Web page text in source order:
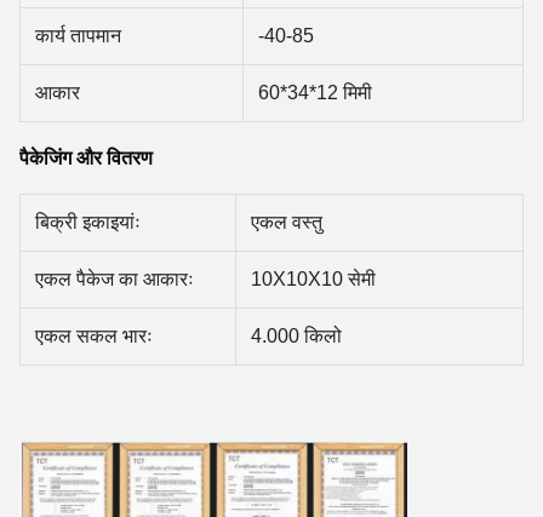
कार्य तापमान -40-85
आकार 60*34*12 मिमी
पैकेजिंग और वितरण
बिक्री इकाइयांः एकल वस्तु
एकल पैकेज का आकारः 10X10X10 सेमी
एकल सकल भारः 4.000 किलो